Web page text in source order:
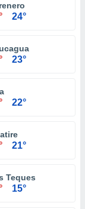
24°
23°
22°
21°
Teques
15°